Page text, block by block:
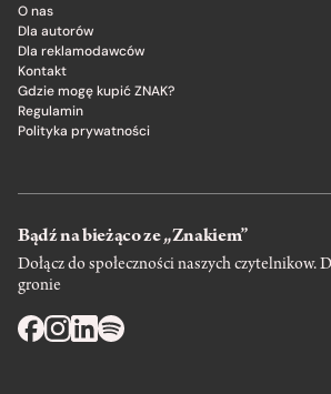
O nas
Dla autorów
Dla reklamodawców
Kontakt
Gdzie mogę kupić ZNAK?
Regulamin
Polityka prywatności
Bądź na bieżąco ze „Znakiem”
Dołącz do społeczności naszych czytelnikow.
gronie